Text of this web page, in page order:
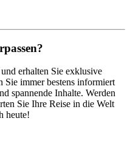
erhalten Sie exklusive
Sie immer bestens informiert
spannende Inhalte. Werden
Sie Ihre Reise in die Welt
heute!